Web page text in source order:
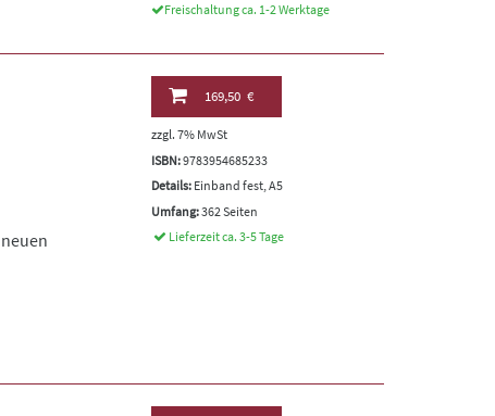
Freischaltung ca. 1-2 Werktage
169,50 €
zzgl. 7% MwSt
ISBN:9783954685233
Details: Einband fest, A5
Umfang:362 Seiten
Lieferzeit ca. 3-5 Tage